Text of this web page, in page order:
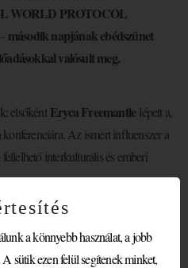
WORLD PROTOCOL
második napjának ebédszünet
valósult meg.
elsőként Eryca Freemantle lépett a,
Az ismert influenszer a
interkulturális és emberi
Koszovó példáján keresztül
szerepét egy új állam
a könnyebb használat, a jobb
sütik ezen felül segítenek minket,